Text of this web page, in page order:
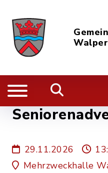
29.11.2026
Mehrzweckhalle